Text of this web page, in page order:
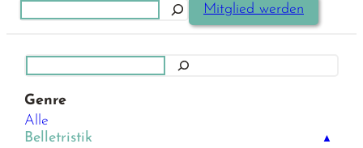
Mitglied werden
Genre
Alle
Belletristik
▲